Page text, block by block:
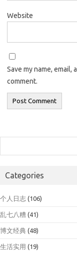
Website
Save my name,
comment.
Categories
个人日志 (106)
乱七八糟 (41)
博文经典 (48)
生活实用 (19)